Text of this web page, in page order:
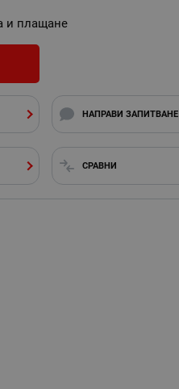
и плащане
НАПРАВИ ЗАПИТВАНЕ
СРАВНИ